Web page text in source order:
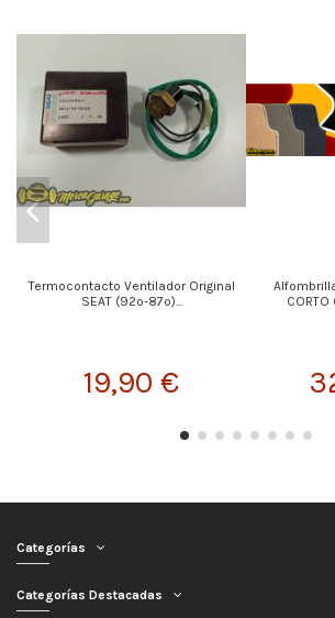
Termocontacto Ventilador Original
SEAT (92º-87º)...
19,90 €
Categorías
Categorías Destacadas